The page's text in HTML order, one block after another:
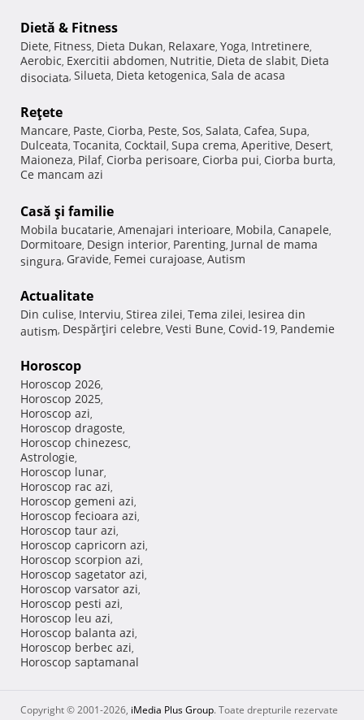
Dietă & Fitness
Diete, Fitness, Dieta Dukan, Relaxare, Yoga, Intretinere,
Aerobic, Exercitii abdomen, Nutritie, Dieta de slabit, Dieta
disociata, Silueta, Dieta ketogenica, Sala de acasa
Reţete
Mancare, Paste, Ciorba, Peste, Sos, Salata, Cafea, Supa,
Dulceata, Tocanita, Cocktail, Supa crema, Aperitive, Desert,
Maioneza, Pilaf, Ciorba perisoare, Ciorba pui, Ciorba burta,
Ce mancam azi
Casă şi familie
Mobila bucatarie, Amenajari interioare, Mobila, Canapele,
Dormitoare, Design interior, Parenting, Jurnal de mama
singura, Gravide, Femei curajoase, Autism
Actualitate
Din culise, Interviu, Stirea zilei, Tema zilei, Iesirea din
autism, Despărţiri celebre, Vesti Bune, Covid-19, Pandemie
Horoscop
Horoscop 2026,
Horoscop 2025,
Horoscop azi,
Horoscop dragoste,
Horoscop chinezesc,
Astrologie,
Horoscop lunar,
Horoscop rac azi,
Horoscop gemeni azi,
Horoscop fecioara azi,
Horoscop taur azi,
Horoscop capricorn azi,
Horoscop scorpion azi,
Horoscop sagetator azi,
Horoscop varsator azi,
Horoscop pesti azi,
Horoscop leu azi,
Horoscop balanta azi,
Horoscop berbec azi,
Horoscop saptamanal
Copyright © 2001-2026, iMedia Plus Group. Toate drepturile rezervate